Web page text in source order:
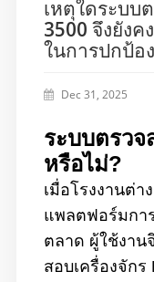
เหตุใดระบบ
3500 จึงยังค
ในการปกป้อ
Dec 31, 2025
ระบบตรวจ
หรือไม่?
เมื่อโรงงานต่
แพลตฟอร์มกา
ตลาด ผู้ใช้งาน
สอบเครื่องจักร